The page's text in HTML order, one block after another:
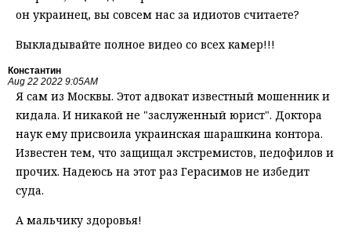
он украинец, вы совсем нас за идиотов считаете?
Выкладывайте полное видео со всех камер!!!
Константин
Aug 22 2022 9:05AM
Я сам из Москвы. Этот адвокат известный мошенник и
кидала. И никакой не "заслуженный юрист". Доктора
наук ему присвоила украинская шарашкина контора.
Известен тем, что защищал экстремистов, педофилов и
прочих. Надеюсь на этот раз Герасимов не избедит
суда.
А мальчику здоровья!